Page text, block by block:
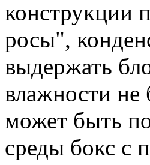
конструкции
росы",
выдержать
влажности не
может быть
среды бокс с